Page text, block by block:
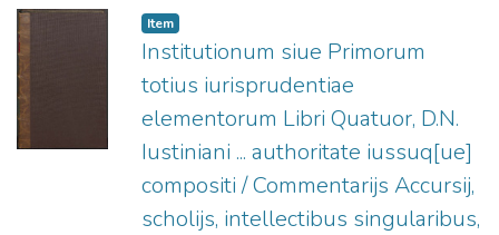
1574-1598
Item
Institutionum siue Primorum
totius iurisprudentiae
elementorum Libri Quatuor, D.N.
Iustiniani ... authoritate iussuq[ue]
compositi / Commentarijs Accursij,
scholijs, intellectibus singularibus,